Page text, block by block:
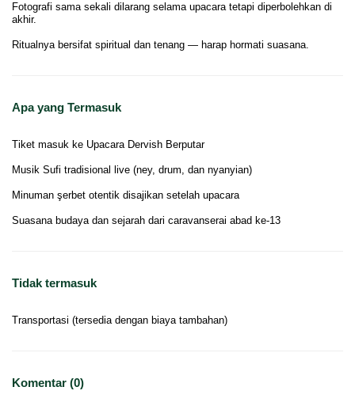
Fotografi sama sekali dilarang selama upacara tetapi diperbolehkan di
akhir.
Ritualnya bersifat spiritual dan tenang — harap hormati suasana.
Apa yang Termasuk
Tiket masuk ke Upacara Dervish Berputar
Musik Sufi tradisional live (ney, drum, dan nyanyian)
Minuman şerbet otentik disajikan setelah upacara
Suasana budaya dan sejarah dari caravanserai abad ke-13
Tidak termasuk
Transportasi (tersedia dengan biaya tambahan)
Komentar (0)